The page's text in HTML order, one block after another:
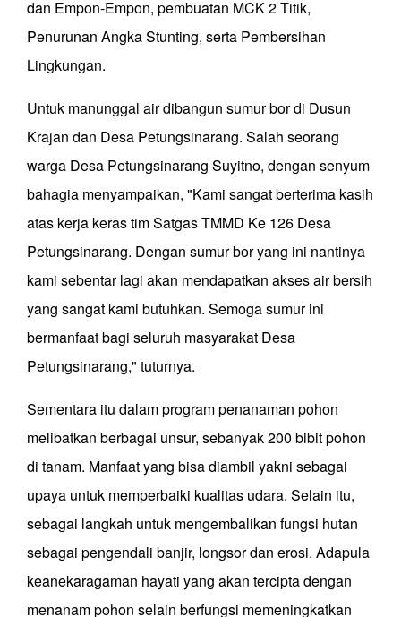
dan Empon-Empon, pembuatan MCK 2 Titik,
Penurunan Angka Stunting, serta Pembersihan
Lingkungan.
Untuk manunggal air dibangun sumur bor di Dusun
Krajan dan Desa Petungsinarang. Salah seorang
warga Desa Petungsinarang Suyitno, dengan senyum
bahagia menyampaikan, "Kami sangat berterima kasih
atas kerja keras tim Satgas TMMD Ke 126 Desa
Petungsinarang. Dengan sumur bor yang ini nantinya
kami sebentar lagi akan mendapatkan akses air bersih
yang sangat kami butuhkan. Semoga sumur ini
bermanfaat bagi seluruh masyarakat Desa
Petungsinarang," tuturnya.
Sementara itu dalam program penanaman pohon
melibatkan berbagai unsur, sebanyak 200 bibit pohon
di tanam. Manfaatyang bisa diambil yakni sebagai
upaya untuk memperbaiki kualitas udara. Selain itu,
sebagai langkah untuk mengembalikan fungsi hutan
sebagai pengendali banjir, longsor dan erosi. Adapula
keanekaragaman hayati yang akan tercipta dengan
menanam pohon selain berfungsi memeningkatkan